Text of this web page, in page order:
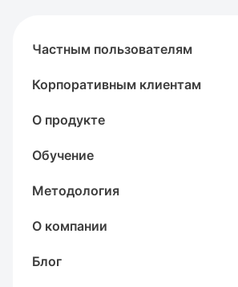
Частным пользователям
Корпоративным клиентам
О продукте
Обучение
Методология
О компании
Блог